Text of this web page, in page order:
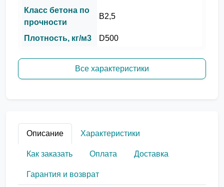
Класс бетона по
прочности
В2,5
Плотность, кг/м3 D500
Все характеристики
Описание Характеристики
Как заказать Оплата Доставка
Гарантия и возврат